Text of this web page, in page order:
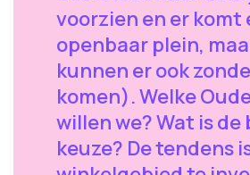
voorzien en er komt
openbaar plein,
kunnen er ook
komen). Welke
willen we? Wat is de
keuze? De tendens